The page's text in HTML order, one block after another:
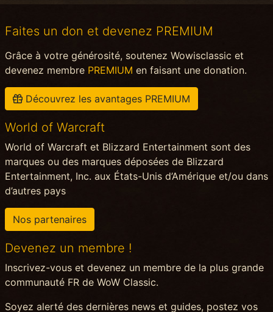
Faites un don et devenez PREMIUM
Grâce à votre générosité, soutenez Wowisclassic et
devenez membre PREMIUM en faisant une donation.
Découvrez les avantages PREMIUM
World of Warcraft
World of Warcraft et Blizzard Entertainment sont des
marques ou des marques déposées de Blizzard
Entertainment, Inc. aux États-Unis d’Amérique et/ou dans
d’autres pays
Nos partenaires
Devenez un membre !
Inscrivez-vous et devenez un membre de la plus grande
communauté FR de WoW Classic.
Soyez alerté des dernières news et guides, postez vos